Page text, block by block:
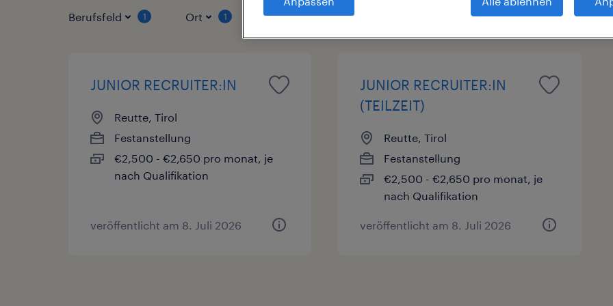
Berufsfeld 1 Ort 1 Vertragsarten
JUNIOR RECRUITER:IN
Reutte, Tirol
Festanstellung
€2,500 - €2,650 pro monat, je
nach Qualifikation
veröffentlicht am 8. Juli 2026
JUNIOR RECRUITER:IN
(TEILZEIT)
Reutte, Tirol
Festanstellung
€2,500 - €2,650 pro monat, je
nach Qualifikation
veröffentlicht am 8. Juli 2026